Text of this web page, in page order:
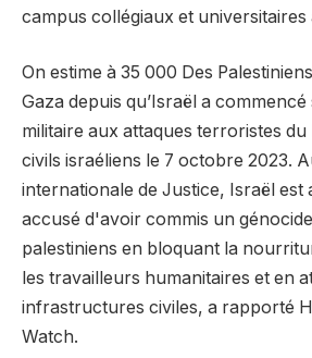
campus collégiaux et universitaires
On estime à 35 000 Des
Gaza depuis qu’Israël a
militaire aux attaques terroristes
civils israéliens le 7 octobre 2023.
internationale de Justice, Israël est
accusé d'avoir commis un
palestiniens en bloquant la
les travailleurs humanitaires et en
infrastructures civiles, a rapporté
Watch.